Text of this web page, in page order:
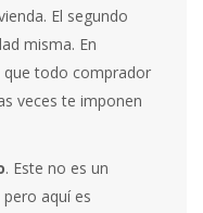
El segundo
misma. En
que todo comprador
veces te imponen
. Este no es un
aquí es